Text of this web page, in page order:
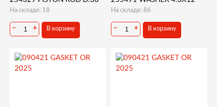
На складе: 18
− + В корзину
На складе: 86
− + В корзину